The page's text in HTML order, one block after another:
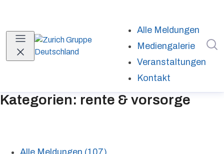
Alle Meldungen
Mediengalerie
Veranstaltungen
Kontakt
Kategorien: rente & vorsorge
Alle Meldungen (107)